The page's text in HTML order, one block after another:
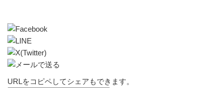
URLをコピペしてシェアもできます。